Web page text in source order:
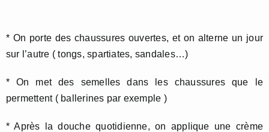
* On porte des chaussures ouvertes, et on alterne un jour
sur l’autre ( tongs, spartiates, sandales…)
* On met des semelles dans les chaussures que le
permettent ( ballerines par exemple )
* Après la douche quotidienne, on applique une crème